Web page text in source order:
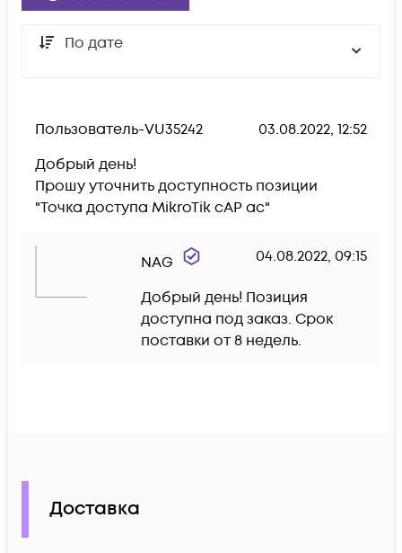
По дате
Пользователь-VU35242
03.08.2022, 12:52
Добрый день!
Прошу уточнить доступность позиции
"Точка доступа MikroTik cAP ac"
NAG 04.08.2022, 09:15
Добрый день! Позиция
доступна под заказ. Срок
поставки от 8 недель.
Доставка